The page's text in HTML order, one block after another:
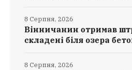
Вінничанин отримав
складені біля озера
8 Серпня, 2026
8 Серпня, 2026